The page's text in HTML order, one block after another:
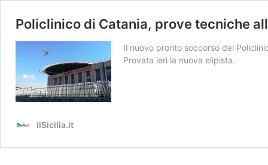
Policlinico di Catania, prove tecniche
Il nuovo pronto soccorso del
Provata ieri la nuova elipista.
ilSicilia.it